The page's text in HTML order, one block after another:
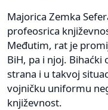
Majorica Zemka
profeosrica
Međutim, rat je
BiH, pa i njoj. Bihaćki
strana i u takvoj
vojničku uniformu
književnost.